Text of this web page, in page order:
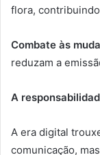
flora,
Combate às
reduzam a
A
A era digital
comunicação,